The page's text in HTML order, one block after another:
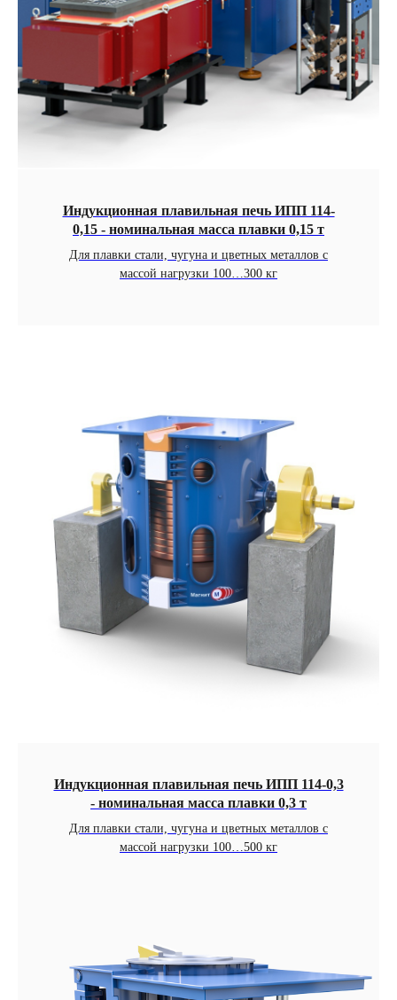
Индукционная плавильная печь ИПП 114-
0,15 - номинальная масса плавки 0,15 т
Для плавки стали, чугуна и цветных металлов с
массой нагрузки 100…300 кг
Индукционная плавильная печь ИПП 114-0,3
- номинальная масса плавки 0,3 т
Для плавки стали, чугуна и цветных металлов с
массой нагрузки 100…500 кг